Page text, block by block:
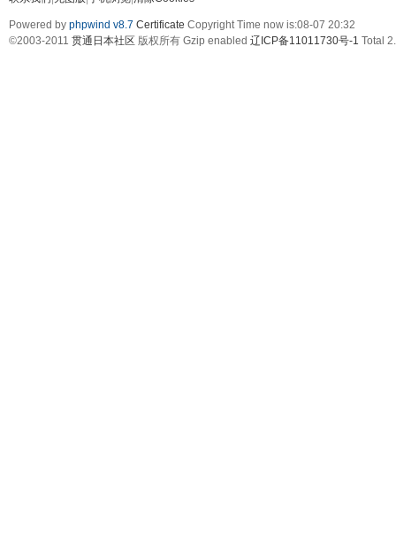
Powered by phpwind v8.7 Certificate Copyright Time now is:08-07 20:32
©2003-2011 贯通日本社区 版权所有 Gzip enabled 辽ICP备11011730号-1 Total